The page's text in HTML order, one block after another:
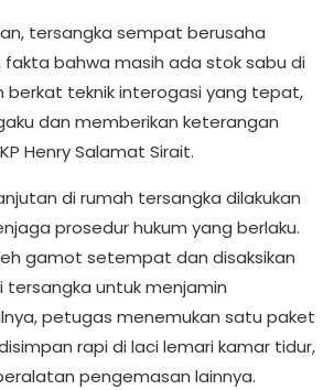
tersangka sempat berusaha
bahwa masih ada stok sabu di
berkat teknik interogasi yang tepat,
dan memberikan keterangan
Henry Salamat Sirait.
di rumah tersangka dilakukan
prosedur hukum yang berlaku.
gamot setempat dan disaksikan
tersangka untuk menjamin
petugas menemukan satu paket
rapi di laci lemari kamar tidur,
pengemasan lainnya.